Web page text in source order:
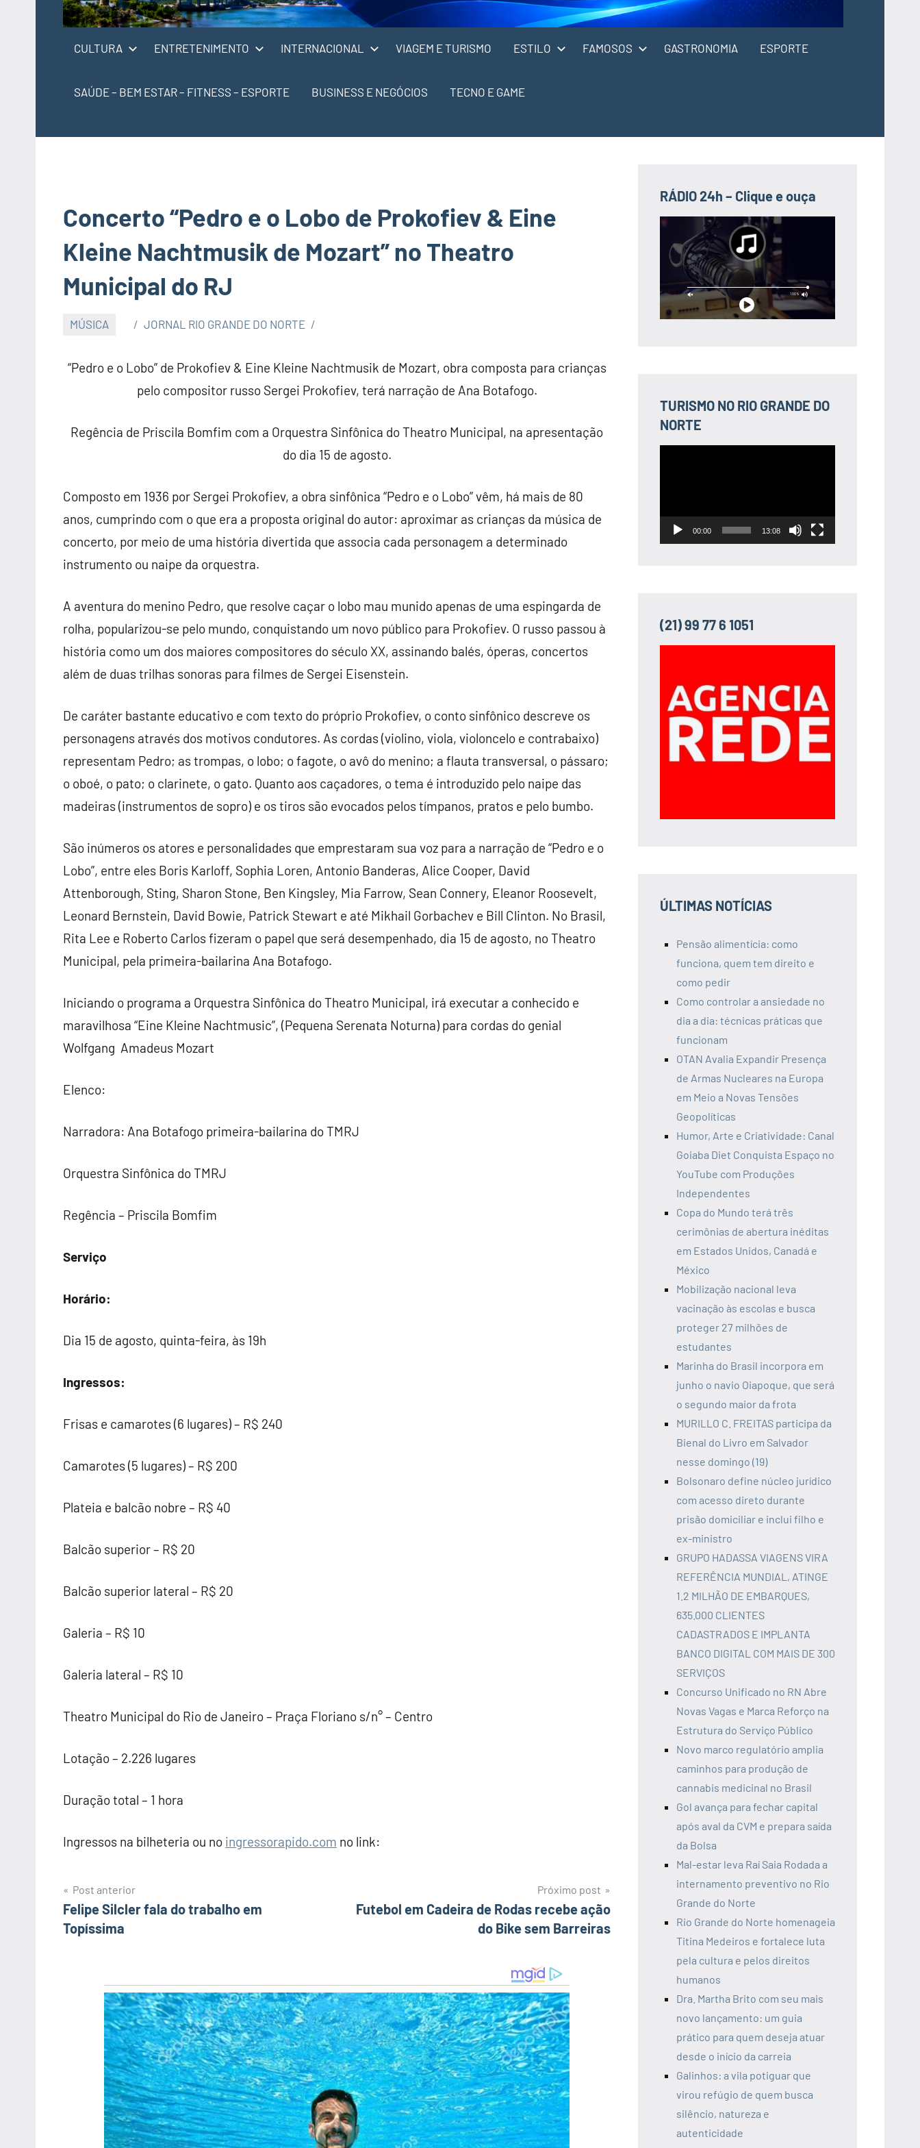
CULTURA ENTRETENIMENTO INTERNACIONAL VIAGEM E TURISMO ESTILO FAMOSOS GASTRONOMIA ESPORTE
SAÚDE – BEM ESTAR – FITNESS – ESPORTE BUSINESS E NEGÓCIOS TECNO E GAME
Concerto “Pedro e o Lobo de Prokofiev & Eine
Kleine Nachtmusik de Mozart” no Theatro
Municipal do RJ
MÚSICA JORNAL RIO GRANDE DO NORTE
“Pedro e o Lobo” de Prokofiev & Eine Kleine Nachtmusik de Mozart, obra composta para crianças
pelo compositor russo Sergei Prokofiev, terá narração de Ana Botafogo.
Regência de Priscila Bomfim com a Orquestra Sinfônica do Theatro Municipal, na apresentação
do dia 15 de agosto.
Composto em 1936 por Sergei Prokofiev, a obra sinfônica “Pedro e o Lobo” vêm, há mais de 80
anos, cumprindo com o que era a proposta original do autor: aproximar as crianças da música de
concerto, por meio de uma história divertida que associa cada personagem a determinado
instrumento ou naipe da orquestra.
A aventura do menino Pedro, que resolve caçar o lobo mau munido apenas de uma espingarda de
rolha, popularizou-se pelo mundo, conquistando um novo público para Prokofiev. O russo passou à
história como um dos maiores compositores do século XX, assinando balés, óperas, concertos
além de duas trilhas sonoras para filmes de Sergei Eisenstein.
De caráter bastante educativo e com texto do próprio Prokofiev, o conto sinfônico descreve os
personagens através dos motivos condutores. As cordas (violino, viola, violoncelo e contrabaixo)
representam Pedro; as trompas, o lobo; o fagote, o avô do menino; a flauta transversal, o pássaro;
o oboé, o pato; o clarinete, o gato. Quanto aos caçadores, o tema é introduzido pelo naipe das
madeiras (instrumentos de sopro) e os tiros são evocados pelos tímpanos, pratos e pelo bumbo.
São inúmeros os atores e personalidades que emprestaram sua voz para a narração de “Pedro e o
Lobo”, entre eles Boris Karloff, Sophia Loren, Antonio Banderas, Alice Cooper, David
Attenborough, Sting, Sharon Stone, Ben Kingsley, Mia Farrow, Sean Connery, Eleanor Roosevelt,
Leonard Bernstein, David Bowie, Patrick Stewart e até Mikhail Gorbachev e Bill Clinton. No Brasil,
Rita Lee e Roberto Carlos fizeram o papel que será desempenhado, dia 15 de agosto, no Theatro
Municipal, pela primeira-bailarina Ana Botafogo.
Iniciando o programa a Orquestra Sinfônica do Theatro Municipal, irá executar a conhecido e
maravilhosa “Eine Kleine Nachtmusic”, (Pequena Serenata Noturna) para cordas do genial
Wolfgang Amadeus Mozart
Elenco:
Narradora: Ana Botafogo primeira-bailarina do TMRJ
Orquestra Sinfônica do TMRJ
Regência – Priscila Bomfim
Serviço
Horário:
Dia 15 de agosto, quinta-feira, às 19h
Ingressos:
Frisas e camarotes (6 lugares) – R$ 240
Camarotes (5 lugares) – R$ 200
Plateia e balcão nobre – R$ 40
Balcão superior – R$ 20
Balcão superior lateral – R$ 20
Galeria – R$ 10
Galeria lateral – R$ 10
Theatro Municipal do Rio de Janeiro – Praça Floriano s/n° – Centro
Lotação – 2.226 lugares
Duração total – 1 hora
Ingressos na bilheteria ou no ingressorapido.com no link:
Navegação
de
Post anterior
Felipe Silcler fala do trabalho em
Topíssima
Próximo post
Futebol em Cadeira de Rodas recebe ação
do Bike sem Barreiras
RÁDIO 24h – Clique e ouça
TURISMO NO RIO GRANDE DO
NORTE
00:00 13:08
(21) 99 77 6 1051
ÚLTIMAS NOTÍCIAS
Pensão alimentícia: como
funciona, quem tem direito e
como pedir
Como controlar a ansiedade no
dia a dia: técnicas práticas que
funcionam
OTAN Avalia Expandir Presença
de Armas Nucleares na Europa
em Meio a Novas Tensões
Geopolíticas
Humor, Arte e Criatividade: Canal
Goiaba Diet Conquista Espaço no
YouTube com Produções
Independentes
Copa do Mundo terá três
cerimônias de abertura inéditas
em Estados Unidos, Canadá e
México
Mobilização nacional leva
vacinação às escolas e busca
proteger 27 milhões de
estudantes
Marinha do Brasil incorpora em
junho o navio Oiapoque, que será
o segundo maior da frota
MURILLO C. FREITAS participa da
Bienal do Livro em Salvador
nesse domingo (19)
Bolsonaro define núcleo jurídico
com acesso direto durante
prisão domiciliar e inclui filho e
ex-ministro
GRUPO HADASSA VIAGENS VIRA
REFERÊNCIA MUNDIAL, ATINGE
1.2 MILHÃO DE EMBARQUES,
635.000 CLIENTES
CADASTRADOS E IMPLANTA
BANCO DIGITAL COM MAIS DE 300
SERVIÇOS
Concurso Unificado no RN Abre
Novas Vagas e Marca Reforço na
Estrutura do Serviço Público
Novo marco regulatório amplia
caminhos para produção de
cannabis medicinal no Brasil
Gol avança para fechar capital
após aval da CVM e prepara saída
da Bolsa
Mal-estar leva Raí Saia Rodada a
internamento preventivo no Rio
Grande do Norte
Rio Grande do Norte homenageia
Titina Medeiros e fortalece luta
pela cultura e pelos direitos
humanos
Dra. Martha Brito com seu mais
novo lançamento: um guia
prático para quem deseja atuar
desde o início da carreia
Galinhos: a vila potiguar que
virou refúgio de quem busca
silêncio, natureza e
autenticidade